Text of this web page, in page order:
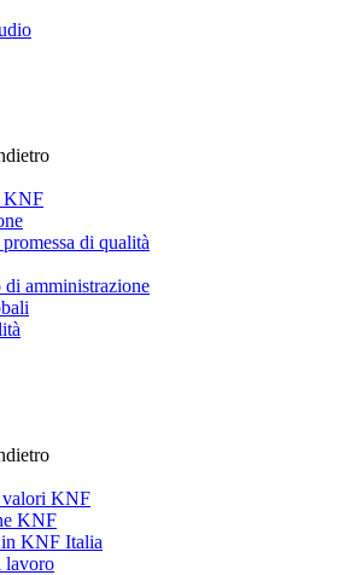
KNF
di qualità
amministrazione
valori KNF
KNF
KNF Italia
lavoro